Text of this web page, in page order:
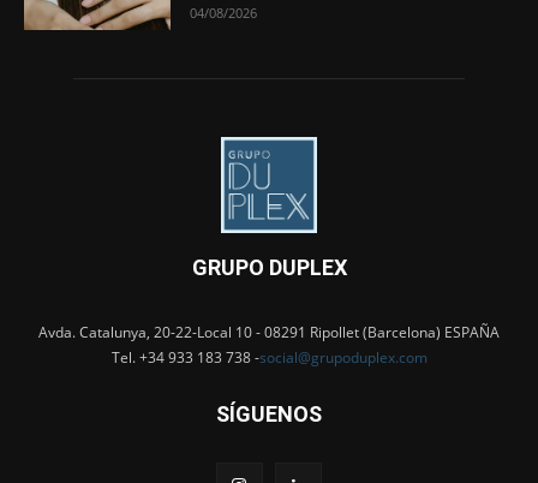
04/08/2026
GRUPO DUPLEX
Avda. Catalunya, 20-22-Local 10 - 08291 Ripollet (Barcelona) ESPAÑA
Tel. +34 933 183 738 -social@grupoduplex.com
SÍGUENOS